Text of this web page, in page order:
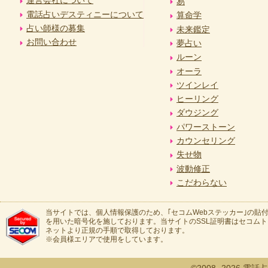
電話占いデスティニーについて
占い師様の募集
お問い合わせ
算命学
未来鑑定
夢占い
ルーン
オーラ
ツインレイ
ヒーリング
ダウジング
パワーストーン
カウンセリング
失せ物
波動修正
こだわらない
当サイトでは、個人情報保護のため、｢セコムWebステッカー｣の貼
を用いた暗号化を施しております。当サイトのSSL証明書はセコム
ネットより正規の手順で取得しております。
※会員様エリアで使用をしています。